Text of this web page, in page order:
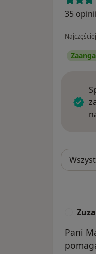
35 opinii
Pani